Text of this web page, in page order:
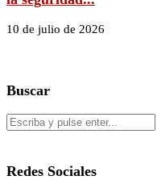
10 de julio de 2026
Buscar
Redes Sociales